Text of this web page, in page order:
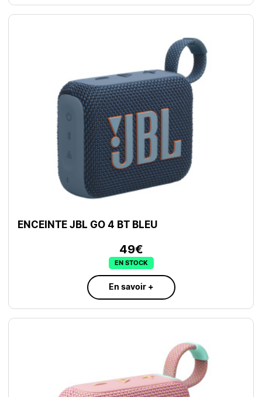
ENCEINTE JBL GO 4 BT BLEU
49€
EN STOCK
En savoir +